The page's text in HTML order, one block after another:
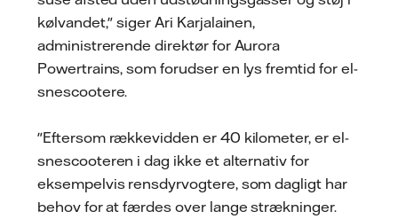
kølvandet," siger Ari Karjalainen,
administrerende direktør for Aurora
Powertrains, som forudser en lys fremtid for el-
snescootere.
"Eftersom rækkevidden er 40 kilometer, er el-
snescooteren i dag ikke et alternativ for
eksempelvis rensdyrvogtere, som dagligt har
behov for at færdes over lange strækninger.